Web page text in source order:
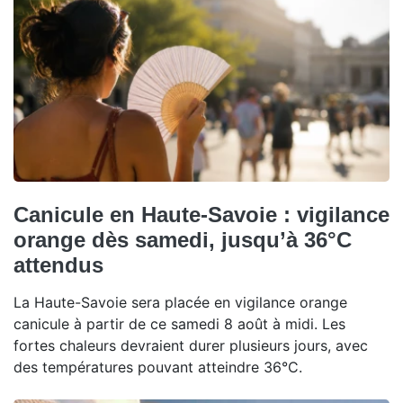
Canicule en Haute-Savoie : vigilance
orange dès samedi, jusqu’à 36°C
attendus
La Haute-Savoie sera placée en vigilance orange
canicule à partir de ce samedi 8 août à midi. Les
fortes chaleurs devraient durer plusieurs jours, avec
des températures pouvant atteindre 36°C.